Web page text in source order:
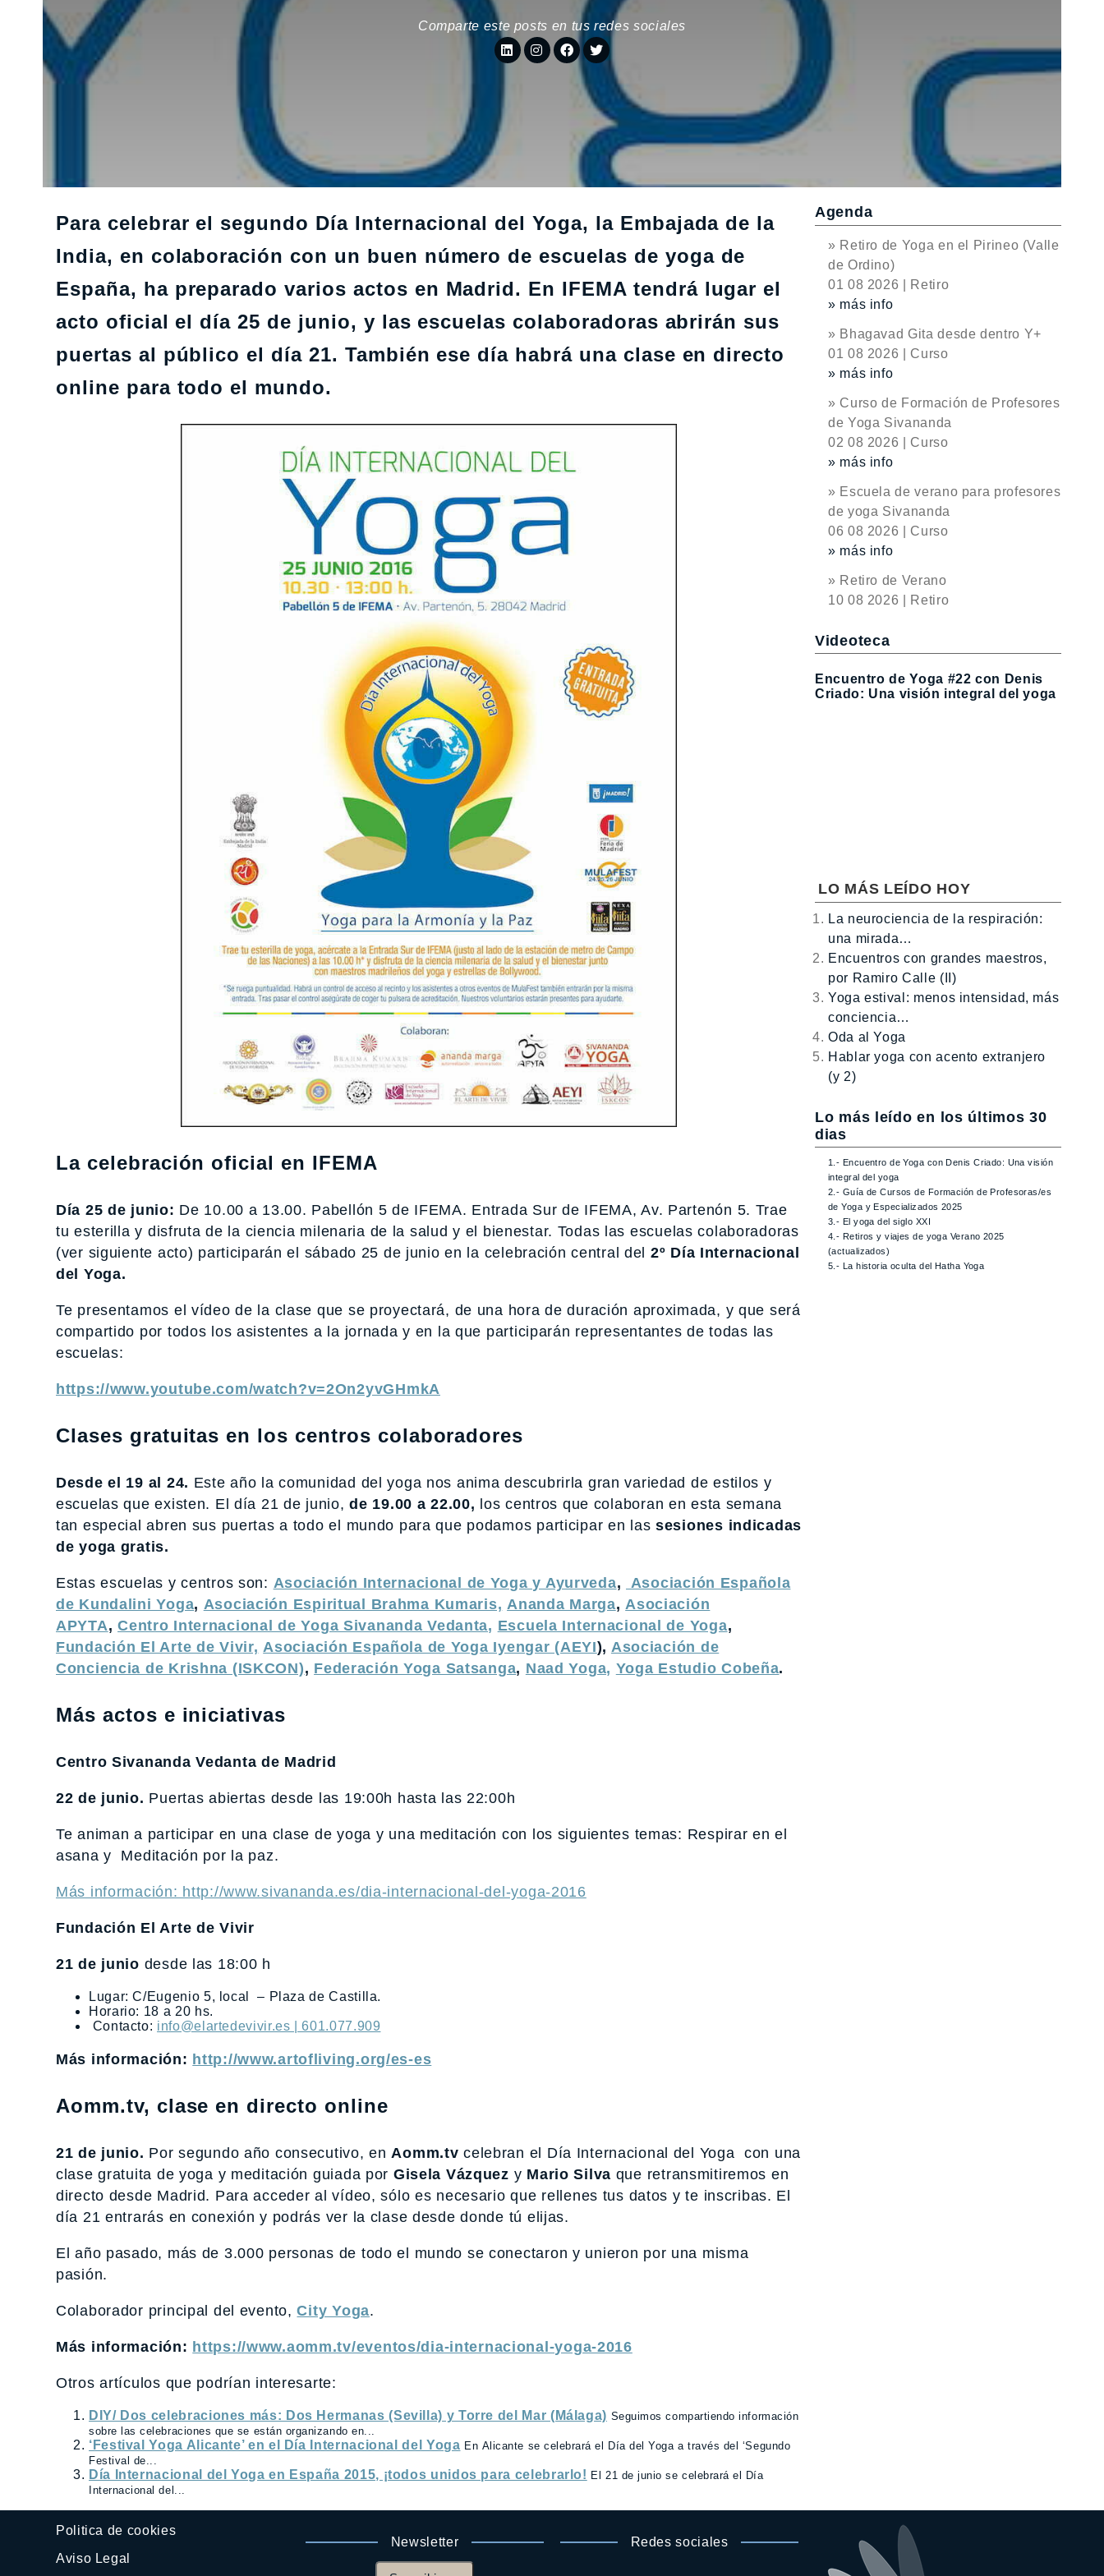
Comparte este posts en tus redes sociales
Para celebrar el segundo Día Internacional del Yoga, la Embajada de la
India, en colaboración con un buen número de escuelas de yoga de
España, ha preparado varios actos en Madrid. En IFEMA tendrá lugar el
acto oficial el día 25 de junio, y las escuelas colaboradoras abrirán sus
puertas al público el día 21. También ese día habrá una clase en directo
online para todo el mundo.
La celebración oficial en IFEMA
Día 25 de junio: De 10.00 a 13.00. Pabellón 5 de IFEMA. Entrada Sur de IFEMA, Av. Partenón 5. Trae
tu esterilla y disfruta de la ciencia milenaria de la salud y el bienestar. Todas las escuelas colaboradoras
(ver siguiente acto) participarán el sábado 25 de junio en la celebración central del 2º Día Internacional
del Yoga.
Te presentamos el vídeo de la clase que se proyectará, de una hora de duración aproximada, y que será
compartido por todos los asistentes a la jornada y en la que participarán representantes de todas las
escuelas:
https://www.youtube.com/watch?v=2On2yvGHmkA
Clases gratuitas en los centros colaboradores
Desde el 19 al 24. Este año la comunidad del yoga nos anima descubrirla gran variedad de estilos y
escuelas que existen. El día 21 de junio,de 19.00 a 22.00, los centros que colaboran en esta semana
tan especial abren sus puertas a todo el mundo para que podamos participar en lassesiones indicadas
de yoga gratis.
Estas escuelas y centros son: Asociación Internacional de Yoga y Ayurveda,
Asociación Española
de Kundalini Yoga, Asociación Espiritual Brahma Kumaris, Ananda Marga, Asociación
APYTA,Centro Internacional de Yoga Sivananda Vedanta, Escuela Internacional de Yoga,
Fundación El Arte de Vivir, Asociación Española de Yoga Iyengar (AEYI), Asociación de
Conciencia de Krishna (ISKCON), Federación Yoga Satsanga, Naad Yoga, Yoga Estudio Cobeña.
Más actos e iniciativas
Centro Sivananda Vedanta de Madrid
22 de junio. Puertas abiertas desde las 19:00h hasta las 22:00h
Te animan a participar en una clase de yoga y una meditación con los siguientes temas: Respirar en el
asana y Meditación por la paz.
Más información: http://www.sivananda.es/dia-internacional-del-yoga-2016
Fundación El Arte de Vivir
21 de junio desde las 18:00 h
Lugar: C/Eugenio 5, local – Plaza de Castilla.
Horario: 18 a 20 hs.
Contacto: info@elartedevivir.es | 601.077.909
Más información: http://www.artofliving.org/es-es
Aomm.tv, clase en directo online
21 de junio. Por segundo año consecutivo, en Aomm.tv celebran el Día Internacional del Yoga con una
clase gratuita de yoga y meditación guiada por Gisela Vázquez y Mario Silva que retransmitiremos en
directo desde Madrid. Para acceder al vídeo, sólo es necesario que rellenes tus datos y te inscribas. El
día 21 entrarás en conexión y podrás ver la clase desde donde tú elijas.
El año pasado, más de 3.000 personas de todo el mundo se conectaron y unieron por una misma
pasión.
Colaborador principal del evento,City Yoga.
Más información: https://www.aomm.tv/eventos/dia-internacional-yoga-2016
Otros artículos que podrían interesarte:
DIY/ Dos celebraciones más: Dos Hermanas (Sevilla) y Torre del Mar (Málaga) Seguimos compartiendo información
sobre las celebraciones que se están organizando en...
‘Festival Yoga Alicante’ en el Día Internacional del Yoga En Alicante se celebrará el Día del Yoga a través del ‘Segundo
Festival de...
Día Internacional del Yoga en España 2015, ¡todos unidos para celebrarlo! El 21 de junio se celebrará el Día
Internacional del...
Agenda
» Retiro de Yoga en el Pirineo (Valle
de Ordino)
01 08 2026 | Retiro
» más info
» Bhagavad Gita desde dentro Y+
01 08 2026 | Curso
» más info
» Curso de Formación de Profesores
de Yoga Sivananda
02 08 2026 | Curso
» más info
» Escuela de verano para profesores
de yoga Sivananda
06 08 2026 | Curso
» más info
» Retiro de Verano
10 08 2026 | Retiro
Videoteca
Encuentro de Yoga #22 con Denis
Criado: Una visión integral del yoga
LO MÁS LEÍDO HOY
La neurociencia de la respiración:
una mirada…
Encuentros con grandes maestros,
por Ramiro Calle (II)
Yoga estival: menos intensidad, más
conciencia…
Oda al Yoga
Hablar yoga con acento extranjero
(y 2)
Lo más leído en los últimos 30
dias
1.- Encuentro de Yoga con Denis Criado: Una visión
integral del yoga
2.- Guía de Cursos de Formación de Profesoras/es
de Yoga y Especializados 2025
3.- El yoga del siglo XXI
4.- Retiros y viajes de yoga Verano 2025
(actualizados)
5.- La historia oculta del Hatha Yoga
Politica de cookies
Aviso Legal
Newsletter Redes sociales